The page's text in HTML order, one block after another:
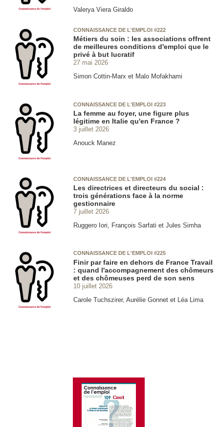
Valerya Viera Giraldo
CONNAISSANCE DE L'EMPLOI #222
Métiers du soin : les associations offrent
de meilleures conditions d'emploi que le
privé à but lucratif
27 mai 2026
Simon Cottin-Marx et Malo Mofakhami
CONNAISSANCE DE L'EMPLOI #223
La femme au foyer, une figure plus
légitime en Italie qu'en France ?
3 juillet 2026
Anouck Manez
CONNAISSANCE DE L'EMPLOI #224
Les directrices et directeurs du social :
trois générations face à la norme
gestionnaire
7 juillet 2026
Ruggero Iori, François Sarfati et Jules Simha
CONNAISSANCE DE L'EMPLOI #225
Finir par faire en dehors de France Travail
: quand l'accompagnement des chômeurs
et des chômeuses perd de son sens
10 juillet 2026
Carole Tuchszirer, Aurélie Gonnet et Léa Lima